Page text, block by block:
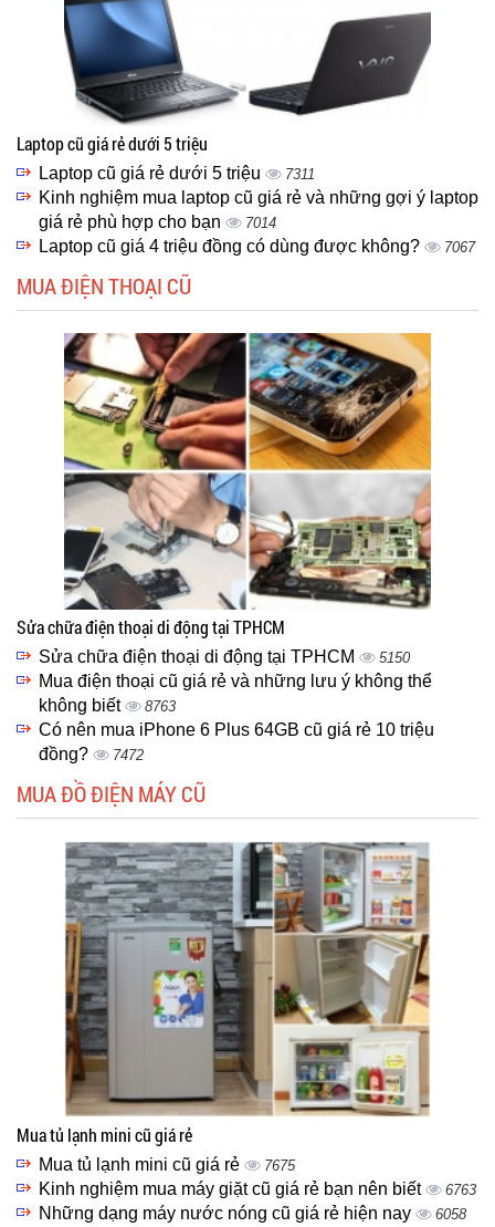
Laptop cũ giá rẻ dưới 5 triệu
Laptop cũ giá rẻ dưới 5 triệu 7311
Kinh nghiệm mua laptop cũ giá rẻ và những gợi ý laptop
giá rẻ phù hợp cho bạn
7014
Laptop cũ giá 4 triệu đồng có dùng được không? 7067
MUA ĐIỆN THOẠI CŨ
Sửa chữa điện thoại di động tại TPHCM
Sửa chữa điện thoại di động tại TPHCM 5150
Mua điện thoại cũ giá rẻ và những lưu ý không thể
không biết
8763
Có nên mua iPhone 6 Plus 64GB cũ giá rẻ 10 triệu
đồng?
7472
MUA ĐỒ ĐIỆN MÁY CŨ
Mua tủ lạnh mini cũ giá rẻ
Mua tủ lạnh mini cũ giá rẻ 7675
Kinh nghiệm mua máy giặt cũ giá rẻ bạn nên biết 6763
Những dạng máy nước nóng cũ giá rẻ hiện nay 6058